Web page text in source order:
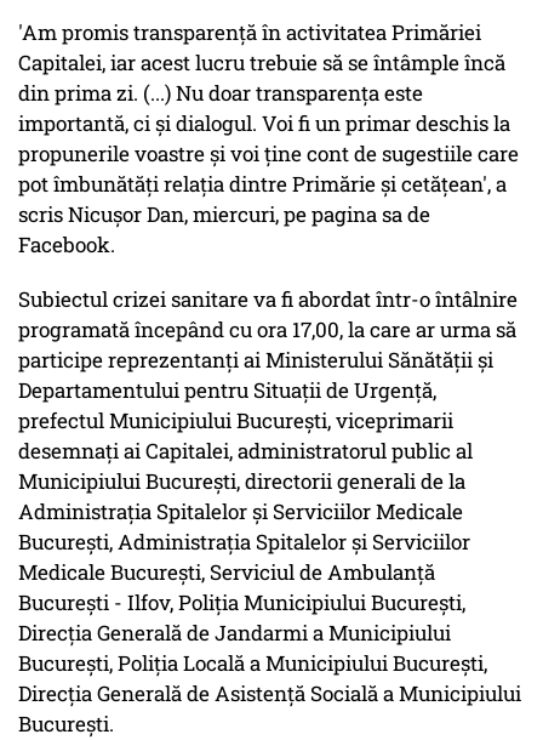
'Am promis transparenţă în activitatea Primăriei
Capitalei, iar acest lucru trebuie să se întâmple încă
din prima zi. (...) Nu doar transparenţa este
importantă, ci şi dialogul. Voi fi un primar deschis la
propunerile voastre şi voi ţine cont de sugestiile care
pot îmbunătăţi relaţia dintre Primărie şi cetăţean', a
scris Nicuşor Dan, miercuri, pe pagina sa de
Facebook.
Subiectul crizei sanitare va fi abordat într-o întâlnire
programată începând cu ora 17,00, la care ar urma să
participe reprezentanţi ai Ministerului Sănătăţii şi
Departamentului pentru Situaţii de Urgenţă,
prefectul Municipiului Bucureşti, viceprimarii
desemnaţi ai Capitalei, administratorul public al
Municipiului Bucureşti, directorii generali de la
Administraţia Spitalelor şi Serviciilor Medicale
Bucureşti, Administraţia Spitalelor şi Serviciilor
Medicale Bucureşti, Serviciul de Ambulanţă
Bucureşti - Ilfov, Poliţia Municipiului Bucureşti,
Direcţia Generală de Jandarmi a Municipiului
Bucureşti, Poliţia Locală a Municipiului Bucureşti,
Direcţia Generală de Asistenţă Socială a Municipiului
Bucureşti.